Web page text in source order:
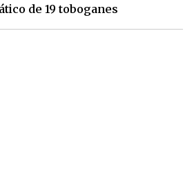
de 19 toboganes